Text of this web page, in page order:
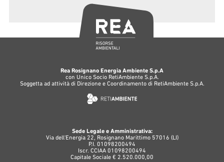
Rea Rosignano Energia Ambiente S.p.A
con Unico Socio RetiAmbiente S.p.A.
Soggetta ad attività di Direzione e Coordinamento di RetiAmbiente S.p.A.
Sede Legale e Amministrativa:
Via dell'Energia 22, Rosignano Marittimo 57016 (LI)
P.I. 01098200494
Iscr. CCIAA 01098200494
Capitale Sociale € 2.520.000,00